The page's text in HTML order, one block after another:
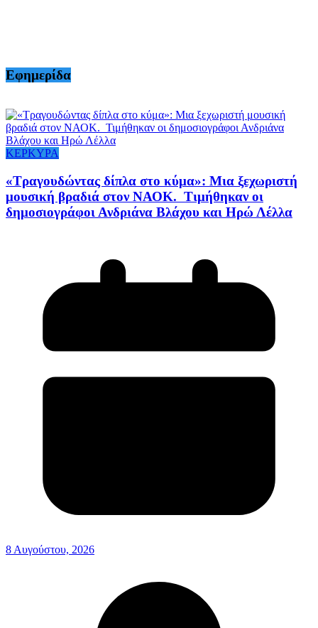
Εφημερίδα
ΚΕΡΚΥΡΑ
«Τραγουδώντας δίπλα στο κύμα»: Μια ξεχωριστή
μουσική βραδιά στον ΝΑΟΚ. Τιμήθηκαν οι
δημοσιογράφοι Ανδριάνα Βλάχου και Ηρώ Λέλλα
8 Αυγούστου, 2026